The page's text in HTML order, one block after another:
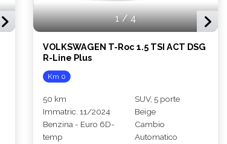
1/4
VOLKSWAGEN T-Roc 1.5 TSI ACT DSG
R-Line Plus
Km 0
50 km
Immatric. 11/2024
Benzina - Euro 6D-
temp
SUV, 5 porte
Beige
Cambio
Automatico